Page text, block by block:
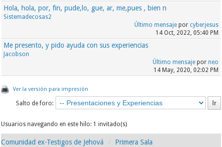
Hola, hola, por, fin, pude,lo, gue, ar, me,pues , bien n
Sistemadecosas2
Último mensajepor cyberjesus
14 Oct, 2022, 05:40 PM
Me presento, y pido ayuda con sus experiencias
Jacobson
Último mensajepor neo
14 May, 2020, 02:02 PM
Ver la versión para impresión
Salto de foro:
Usuarios navegando en este hilo: 1 invitado(s)
Comunidad ex-Testigos de Jehová
Primera Sala